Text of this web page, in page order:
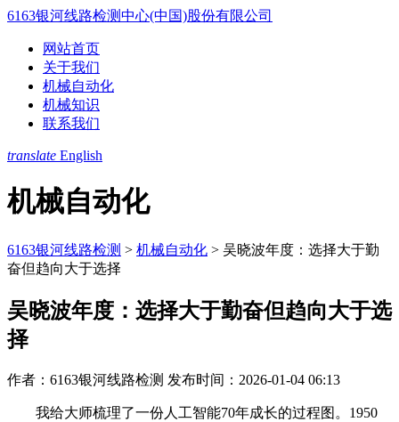
6163银河线路检测中心(中国)股份有限公司
网站首页
关于我们
机械自动化
机械知识
联系我们
translate English
机械自动化
6163银河线路检测 > 机械自动化 > 吴晓波年度：选择大于勤
奋但趋向大于选择
吴晓波年度：选择大于勤奋但趋向大于选
择
作者：6163银河线路检测 发布时间：2026-01-04 06:13
我给大师梳理了一份人工智能70年成长的过程图。1950